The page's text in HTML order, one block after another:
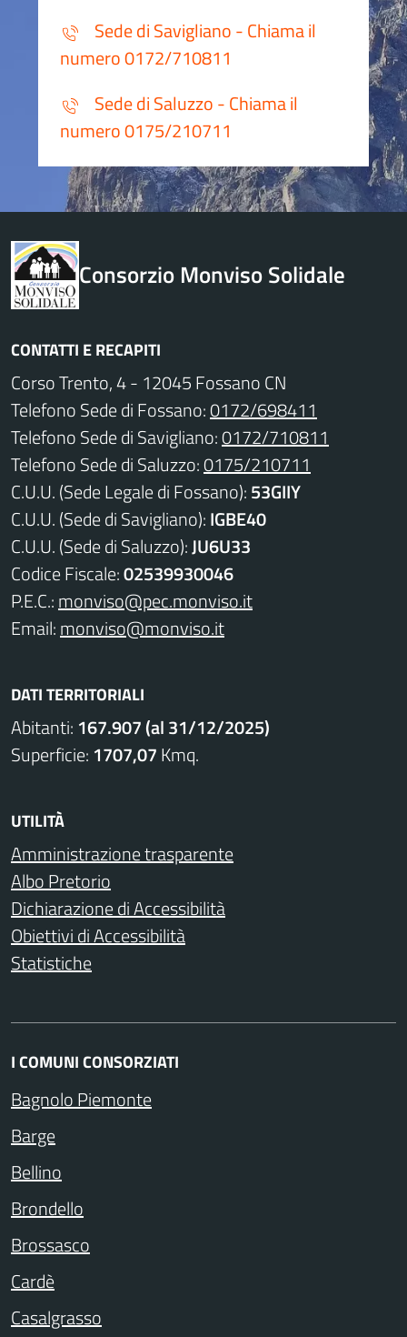
Sede di Savigliano - Chiama il
numero 0172/710811
Sede di Saluzzo - Chiama il
numero 0175/210711
Consorzio Monviso Solidale
CONTATTI E RECAPITI
Corso Trento, 4 - 12045 Fossano CN
Telefono Sede di Fossano:0172/698411
Telefono Sede di Savigliano:0172/710811
Telefono Sede di Saluzzo:0175/210711
C.U.U. (Sede Legale di Fossano):53GIIY
C.U.U. (Sede di Savigliano):IGBE40
C.U.U. (Sede di Saluzzo):JU6U33
Codice Fiscale:02539930046
P.E.C.:monviso@pec.monviso.it
Email:monviso@monviso.it
DATI TERRITORIALI
Abitanti: 167.907 (al 31/12/2025)
Superficie: 1707,07Kmq.
UTILITÀ
Amministrazione trasparente
Albo Pretorio
Dichiarazione di Accessibilità
Obiettivi di Accessibilità
Statistiche
I COMUNI CONSORZIATI
Bagnolo Piemonte
Barge
Bellino
Brondello
Brossasco
Cardè
Casalgrasso